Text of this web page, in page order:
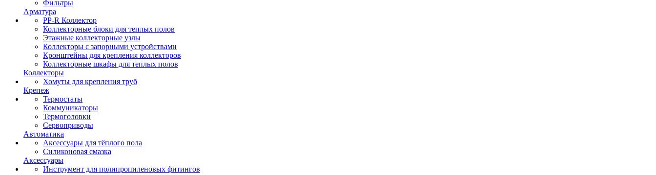
Фильтры
Арматура
PP-R Коллектор
Коллекторные блоки для теплых полов
Этажные коллекторные узлы
Коллекторы с запорными устройствами
Кронштейны для крепления коллекторов
Коллекторные шкафы для теплых полов
Коллекторы
Хомуты для крепления труб
Крепеж
Термостаты
Коммуникаторы
Термоголовки
Сервоприводы
Автоматика
Аксессуары для тёплого пола
Силиконовая смазка
Аксессуары
Инструмент для полипропиленовых фитингов